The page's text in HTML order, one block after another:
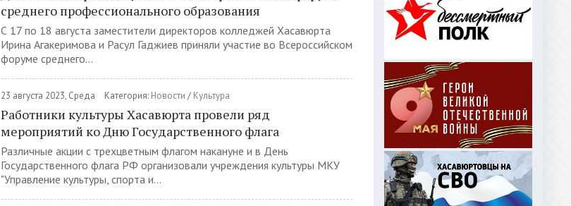
среднего профессионального образования
С 17 по 18 августа заместители директоров колледжей Хасавюрта
Ирина Агакеримова и Расул Гаджиев приняли участие во Всероссийском
форуме среднего...
23 августа 2023, Среда Категория: Новости / Культура
Работники культуры Хасавюрта провели ряд
мероприятий ко Дню Государственного флага
Различные акции с трехцветным флагом накануне и в День
Государственного флага РФ организовали учреждения культуры МКУ
"Управление культуры, спорта и...